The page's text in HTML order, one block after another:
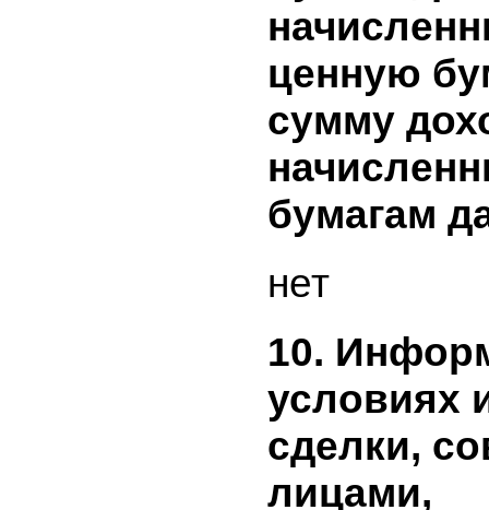
9.
бумагам
ценным
периоде